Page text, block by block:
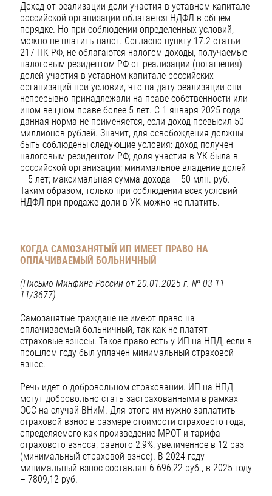
Доход от реализации доли участия в уставном капитале
российской организации облагается НДФЛ в общем
порядке. Но при соблюдении определенных условий,
можно не платить налог. Согласно пункту 17.2 статьи
217 НК РФ, не облагаются налогом доходы, получаемые
налоговым резидентом РФ от реализации (погашения)
долей участия в уставном капитале российских
организаций при условии, что на дату реализации они
непрерывно принадлежали на праве собственности или
ином вещном праве более 5 лет. С 1 января 2025 года
данная норма не применяется, если доход превысил 50
миллионов рублей. Значит, для освобождения должны
быть соблюдены следующие условия: доход получен
налоговым резидентом РФ; доля участия в УК была в
российской организации; минимальное владение долей
– 5 лет; максимальная сумма дохода – 50 млн. руб.
Таким образом, только при соблюдении всех условий
НДФЛ при продаже доли в УК можно не платить.
КОГДА САМОЗАНЯТЫЙ ИП ИМЕЕТ ПРАВО НА
ОПЛАЧИВАЕМЫЙ БОЛЬНИЧНЫЙ
(Письмо Минфина России от 20.01.2025 г. № 03-11-
11/3677)
Самозанятые граждане не имеют право на
оплачиваемый больничный, так как не платят
страховые взносы. Такое право есть у ИП на НПД, если в
прошлом году был уплачен минимальный страховой
взнос.
Речь идет о добровольном страховании. ИП на НПД
могут добровольно стать застрахованными в рамках
ОСС на случай ВНиМ. Для этого им нужно заплатить
страховой взнос в размере стоимости страхового года,
определяемого как произведение МРОТ и тарифа
страхового взноса, равного 2,9%, увеличенное в 12 раз
(минимальный страховой взнос). В 2024 году
минимальный взнос составлял 6 696,22 руб., в 2025 году
– 7809,12 руб.